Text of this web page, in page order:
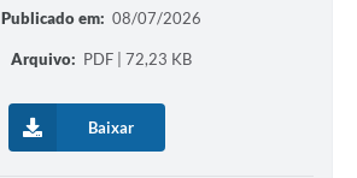
Publicado em: 08/07/2026
Arquivo: PDF | 72,23 KB
Baixar